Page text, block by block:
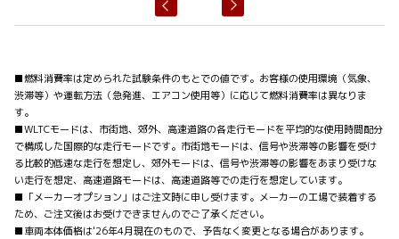
■燃料消費率は定められた試験条件のもとでの値です。お客様の使用環境（気象、
渋滞等）や運転方法（急発進、エアコン使用等）に応じて燃料消費率は異なりま
す。
■WLTCモードは、市街地、郊外、高速道路の各走行モードを平均的な使用時間配分
で構成した国際的な走行モードです。市街地モードは、信号や渋滞等の影響を受け
る比較的低速な走行を想定し、郊外モードは、信号や渋滞等の影響をあまり受けな
い走行を想定、高速道路モードは、高速道路等での走行を想定しています。
■「メーカーオプション」はご注文時に申し受けます。メーカーの工場で装着する
ため、ご注文後はお受けできませんのでご了承ください。
■車両本体価格は'26年4月現在のもので、予告なく変更となる場合があります。